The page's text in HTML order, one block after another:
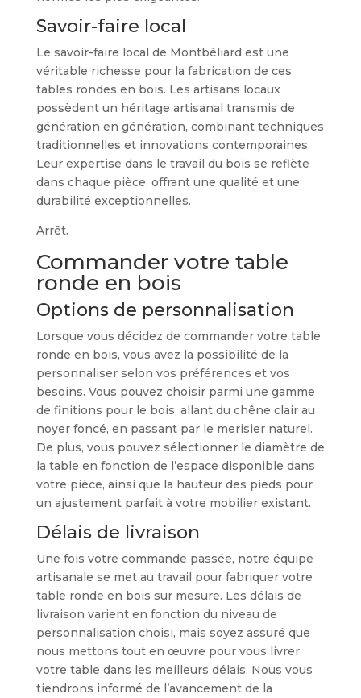
Savoir-faire local
Le savoir-faire local de Montbéliard est une
véritable richesse pour la fabrication de ces
tables rondes en bois. Les artisans locaux
possèdent un héritage artisanal transmis de
génération en génération, combinant techniques
traditionnelles et innovations contemporaines.
Leur expertise dans le travail du bois se reflète
dans chaque pièce, offrant une qualité et une
durabilité exceptionnelles.
Arrêt.
Commander votre table
ronde en bois
Options de personnalisation
Lorsque vous décidez de commander votre table
ronde en bois, vous avez la possibilité de la
personnaliser selon vos préférences et vos
besoins. Vous pouvez choisir parmi une gamme
de finitions pour le bois, allant du chêne clair au
noyer foncé, en passant par le merisier naturel.
De plus, vous pouvez sélectionner le diamètre de
la table en fonction de l’espace disponible dans
votre pièce, ainsi que la hauteur des pieds pour
un ajustement parfait à votre mobilier existant.
Délais de livraison
Une fois votre commande passée, notre équipe
artisanale se met au travail pour fabriquer votre
table ronde en bois sur mesure. Les délais de
livraison varient en fonction du niveau de
personnalisation choisi, mais soyez assuré que
nous mettons tout en œuvre pour vous livrer
votre table dans les meilleurs délais. Nous vous
tiendrons informé de l’avancement de la